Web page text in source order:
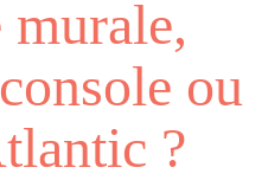
ou
?